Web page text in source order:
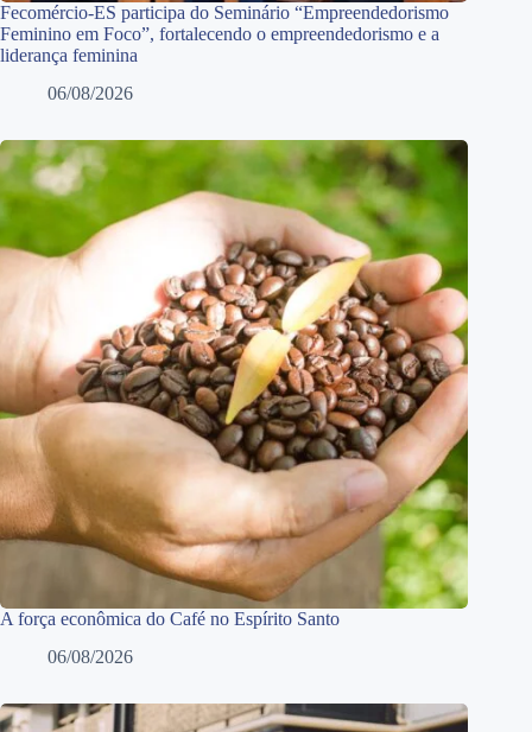
Fecomércio-ES participa do Seminário “Empreendedorismo
Feminino em Foco”, fortalecendo o empreendedorismo e a
liderança feminina
06/08/2026
A força econômica do Café no Espírito Santo
06/08/2026